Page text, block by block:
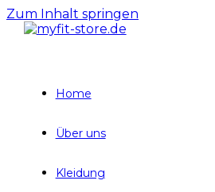
Zum Inhalt springen
Home
Über uns
Kleidung